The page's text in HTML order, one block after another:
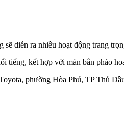
diễn ra nhiều hoạt động trang
tiếng, kết hợp với màn bắn pháo
phường Hòa Phú, TP Thủ